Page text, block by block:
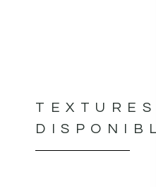
TEXTURES